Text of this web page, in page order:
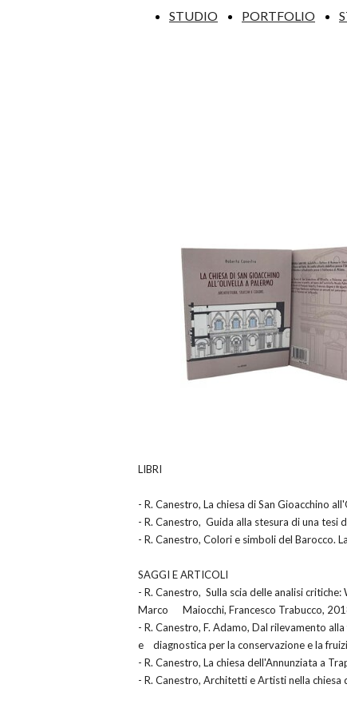
STUDIO PORTFOLIO
LIBRI
- R. Canestro, La chiesa di San Gioacchino
- R. Canestro, Guida alla stesura di una
- R. Canestro, Colori e simboli del Barocco.
SAGGI E ARTICOLI
- R. Canestro, Sulla scia delle analisi
Marco Maiocchi, Francesco Trabucco,
- R. Canestro, F. Adamo, Dal rilevamento
e diagnostica per la conservazione e la
- R. Canestro, La chiesa dell'Annunziata a
- R. Canestro, Architetti e Artisti nella chiesa